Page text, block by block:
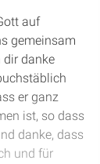
auf
gemeinsam
dir danke
er ganz
ist, so dass
danke, dass
und für